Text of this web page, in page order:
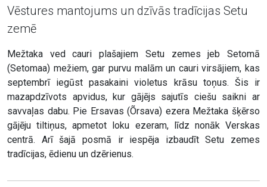
Vēstures mantojums un dzīvās tradīcijas Setu
zemē
Mežtaka ved cauri plašajiem Setu zemes jeb Setomā
(Setomaa) mežiem, gar purvu malām un cauri virsājiem, kas
septembrī iegūst pasakaini violetus krāsu toņus. Šis ir
mazapdzīvots apvidus, kur gājējs sajutīs ciešu saikni ar
savvaļas dabu. Pie Ersavas (Õrsava) ezera Mežtaka šķērso
gājēju tiltiņus, apmetot loku ezeram, līdz nonāk Verskas
centrā. Arī šajā posmā ir iespēja izbaudīt Setu zemes
tradīcijas, ēdienu un dzērienus.